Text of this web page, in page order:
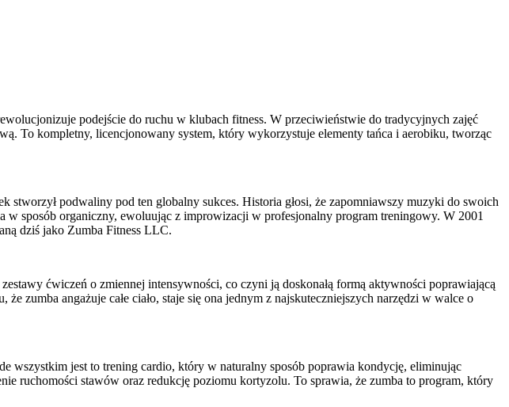
podejście do ruchu w klubach fitness. W przeciwieństwie do tradycyjnych zajęć
To kompletny, licencjonowany system, który wykorzystuje elementy tańca i aerobiku, tworząc
stworzył podwaliny pod ten globalny sukces. Historia głosi, że zapomniawszy muzyki do swoich
w sposób organiczny, ewoluując z improwizacji w profesjonalny program treningowy. W 2001
dziś jako Zumba Fitness LLC.
ćwiczeń o zmiennej intensywności, co czyni ją doskonałą formą aktywności poprawiającą
zumba angażuje całe ciało, staje się ona jednym z najskuteczniejszych narzędzi w walce o
wszystkim jest to trening cardio, który w naturalny sposób poprawia kondycję, eliminując
ruchomości stawów oraz redukcję poziomu kortyzolu. To sprawia, że zumba to program, który